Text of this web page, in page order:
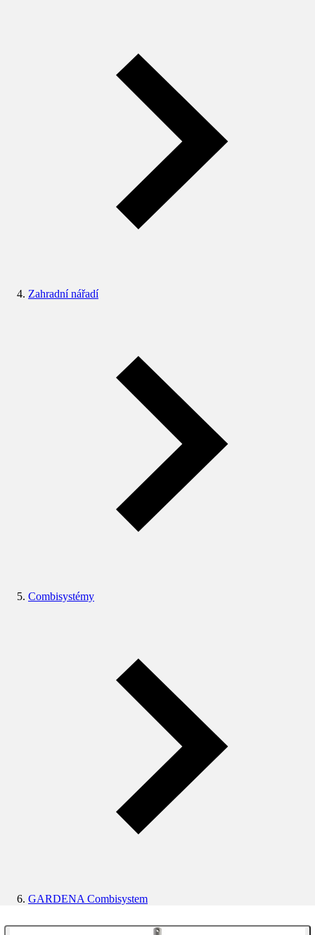
Zahradní nářadí
Combisystémy
GARDENA Combisystem